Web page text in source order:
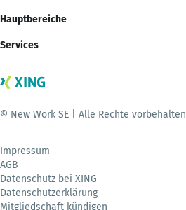
Hauptbereiche
Services
© New Work SE | Alle Rechte vorbehalten
Impressum
AGB
Datenschutz bei XING
Datenschutzerklärung
Mitgliedschaft kündigen